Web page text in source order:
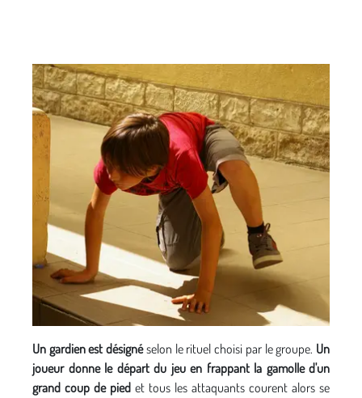
Un gardien est désignéselon le rituel choisi par le groupe. Un
joueur donne le départ du jeu en frappant la gamolle d'un
grand coup de pied et tous les attaquants courent alors se